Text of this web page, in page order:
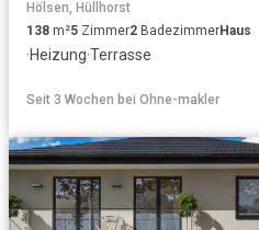
Hölsen, Hüllhorst
138 m²5 Zimmer2 BadezimmerHaus
·Heizung·Terrasse
Seit 3 Wochen bei Ohne-makler